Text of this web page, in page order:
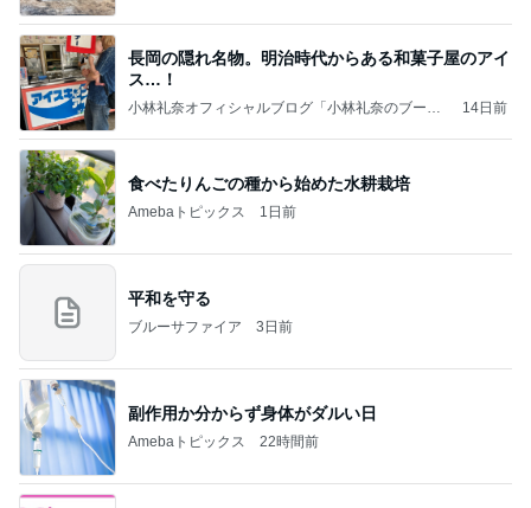
長岡の隠れ名物。明治時代からある和菓子屋のアイ
ス…！
小林礼奈オフィシャルブログ「小林礼奈のブーブ
14日前
食べたりんごの種から始めた水耕栽培
Amebaトピックス 1日前
平和を守る
ブルーサファイア 3日前
副作用か分からず身体がダルい日
Amebaトピックス 22時間前